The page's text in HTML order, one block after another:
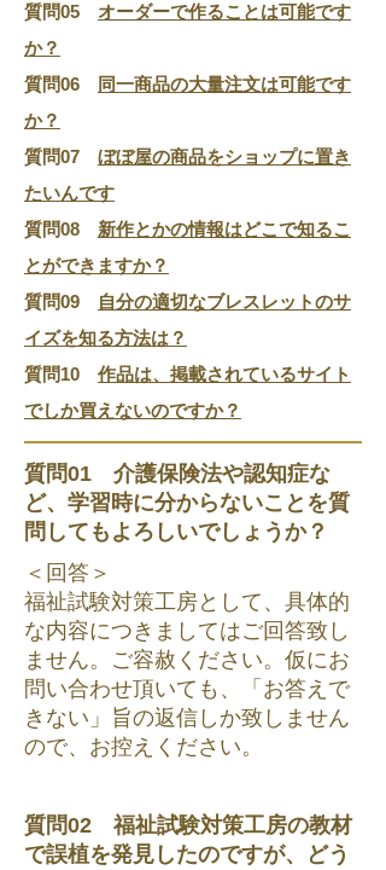
質問05 オーダーで作ることは可能です
か？
質問06
同一商品の大量注文は可能です
か？
質問07 ぼぼ屋の商品をショップに置き
たいんです
質問08 新作とかの情報はどこで知るこ
とができますか？
質問09
自分の適切なブレスレットのサ
イズを知る方法は？
質問10 作品は、掲載されているサイト
でしか買えないのですか？
質問01 介護保険法や認知症な
ど、学習時に分からないことを質
問してもよろしいでしょうか？
＜回答＞
福祉試験対策工房として、具体的
な内容につきましてはご回答致し
ません。ご容赦ください。仮にお
問い合わせ頂いても、「お答えで
きない」旨の返信しか致しません
ので、お控えください。
質問02 福祉試験対策工房の教材
で誤植を発見したのですが、どう